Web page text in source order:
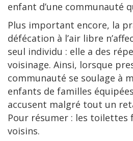
enfant d’une communauté
Plus important encore, la
défécation à l’air libre
seul individu : elle a des
voisinage. Ainsi, lorsque
communauté se soulage à
enfants de familles
accusent malgré tout un
Pour résumer : les toilettes
voisins.